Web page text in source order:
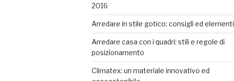
2016
Arredare in stile gotico: consigli ed elementi
Arredare casa con i quadri: stili e regole di
posizionamento
Climatex: un materiale innovativo ed